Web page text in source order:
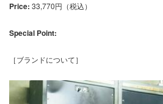
Price: 33,770円（税込）
Special Point:
［ブランドについて］